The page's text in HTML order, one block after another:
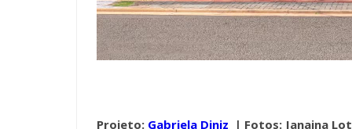
Projeto: Gabriela Diniz | Fotos: Janaina